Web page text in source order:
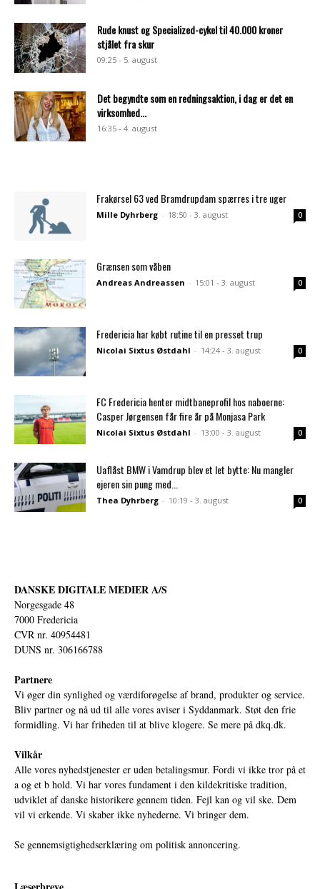
Rude knust og Specialized-cykel til 40.000 kroner
stjålet fra skur
09:25 - 5. august
Det begyndte som en redningsaktion, i dag er det en
virksomhed...
16:35 - 4. august
Frakørsel 63 ved Bramdrupdam spærres i tre uger
Mille Dyhrberg - 18:50 - 3. august 0
Grænsen som våben
Andreas Andreassen - 15:01 - 3. august 0
Fredericia har købt rutine til en presset trup
Nicolai Sixtus Østdahl - 14:24 - 3. august 0
FC Fredericia henter midtbaneprofil hos naboerne:
Casper Jørgensen får fire år på Monjasa Park
Nicolai Sixtus Østdahl - 13:00 - 3. august 0
Uaflåst BMW i Vamdrup blev et let bytte: Nu mangler
ejeren sin pung med...
Thea Dyhrberg - 10:19 - 3. august 0
DANSKE DIGITALE MEDIER A/S
Norgesgade 48
7000 Fredericia
CVR nr. 40954481
DUNS nr. 306166788
Partnere
Vi øger din synlighed og værdiforøgelse af brand, produkter og service.
Bliv partner og nå ud til alle vores aviser i Syddanmark. Støt den frie
formidling. Vi har friheden til at blive klogere. Se mere på dkq.dk.
Vilkår
Alle vores nyhedstjenester er uden betalingsmur. Fordi vi ikke tror på et
a og et b hold. Vi har vores fundament i den kildekritiske tradition,
udviklet af danske historikere gennem tiden. Fejl kan og vil ske. Dem
vil vi erkende. Vi skaber ikke nyhederne. Vi bringer dem.
Se gennemsigtighedserklæring om politisk annoncering.